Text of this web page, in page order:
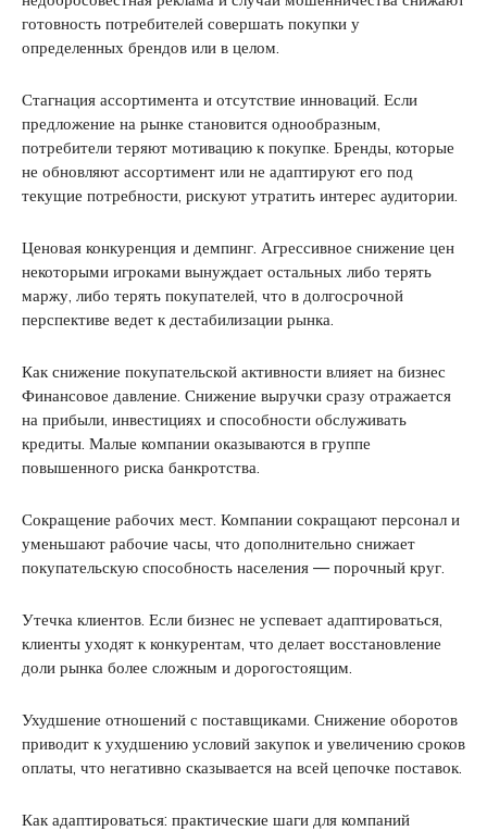
готовность потребителей совершать покупки у
определенных брендов или в целом.
Стагнация ассортимента и отсутствие инноваций. Если
предложение на рынке становится однообразным,
потребители теряют мотивацию к покупке. Бренды, которые
не обновляют ассортимент или не адаптируют его под
текущие потребности, рискуют утратить интерес аудитории.
Ценовая конкуренция и демпинг. Агрессивное снижение цен
некоторыми игроками вынуждает остальных либо терять
маржу, либо терять покупателей, что в долгосрочной
перспективе ведет к дестабилизации рынка.
Как снижение покупательской активности влияет на бизнес
Финансовое давление. Снижение выручки сразу отражается
на прибыли, инвестициях и способности обслуживать
кредиты. Малые компании оказываются в группе
повышенного риска банкротства.
Сокращение рабочих мест. Компании сокращают персонал и
уменьшают рабочие часы, что дополнительно снижает
покупательскую способность населения — порочный круг.
Утечка клиентов. Если бизнес не успевает адаптироваться,
клиенты уходят к конкурентам, что делает восстановление
доли рынка более сложным и дорогостоящим.
Ухудшение отношений с поставщиками. Снижение оборотов
приводит к ухудшению условий закупок и увеличению сроков
оплаты, что негативно сказывается на всей цепочке поставок.
Как адаптироваться: практические шаги для компаний